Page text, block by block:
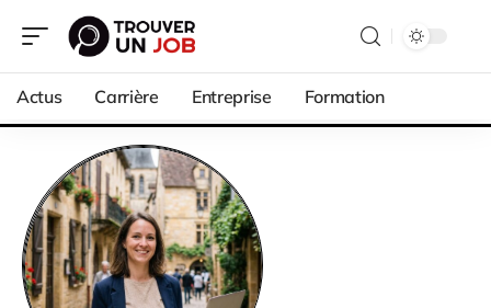
Actus Carrière Entreprise Formation